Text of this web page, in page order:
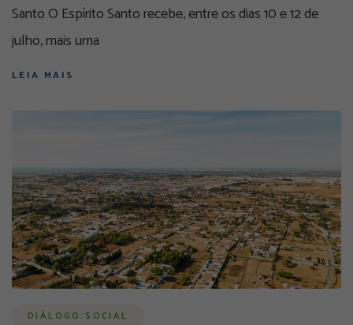
Santo O Espírito Santo recebe, entre os dias 10 e 12 de
julho, mais uma
LEIA MAIS
DIÁLOGO SOCIAL